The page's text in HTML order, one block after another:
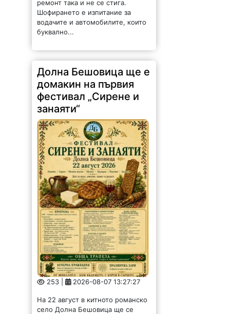
Шофирането е изпитание за
водачите и автомобилите, които
буквално...
Долна Бешовица ще е
домакин на първия
фестивал „Сирене и
занаяти“
253 | 2026-08-07 13:27:27
село Долна Бешовица ще се
проведе първият регионален